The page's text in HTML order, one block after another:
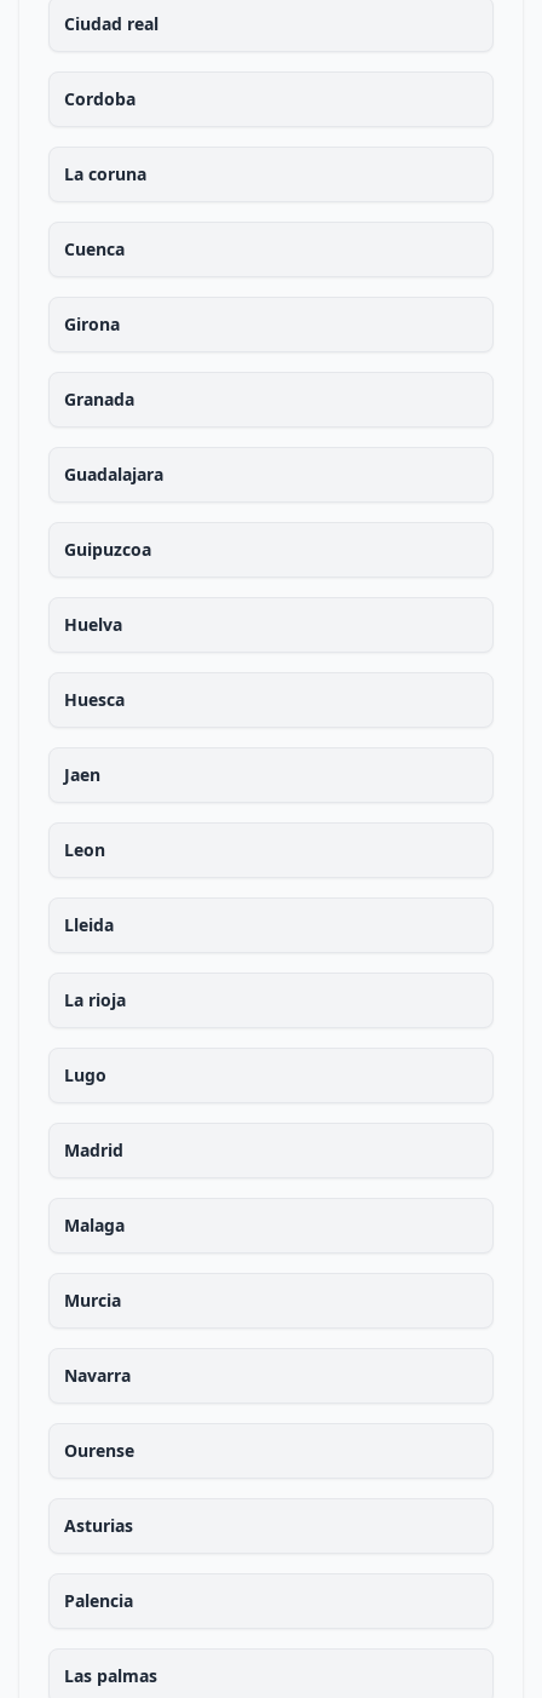
Ciudad real
Cordoba
La coruna
Cuenca
Girona
Granada
Guadalajara
Guipuzcoa
Huelva
Huesca
Jaen
Leon
Lleida
La rioja
Lugo
Madrid
Malaga
Murcia
Navarra
Ourense
Asturias
Palencia
Las palmas